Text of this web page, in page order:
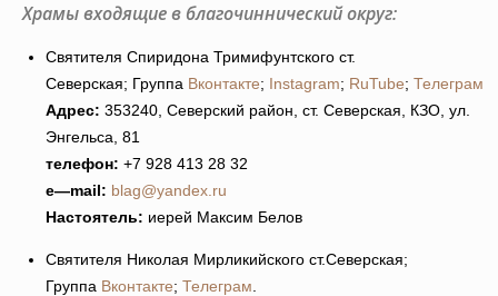
Храмы входящие в благочиннический округ:
Святителя Спиридона Тримифунтского ст.
Северская; Группа Вконтакте; Instagram; RuTube; Телеграм
Адрес: 353240, Северский район, ст. Северская, КЗО, ул.
Энгельса, 81
телефон: +7 928 413 28 32
e—mail: blag@yandex.ru
Настоятель: иерей Максим Белов
Святителя Николая Мирликийского ст.Северская;
Группа Вконтакте; Телеграм